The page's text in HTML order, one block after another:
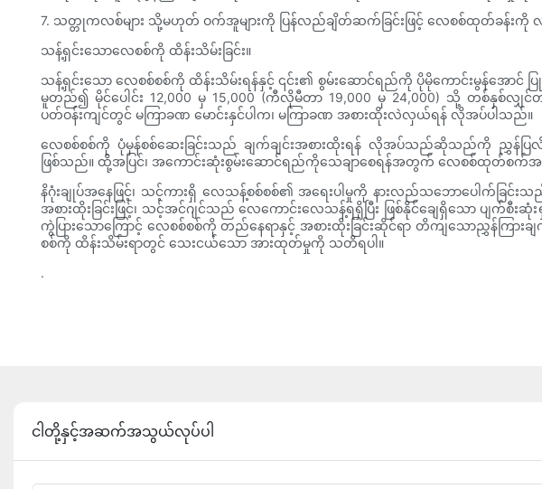
7. သတ္တုကလစ်များ သို့မဟုတ် ဝက်အူများကို ပြန်လည်ချိတ်ဆက်ခြင်းဖြင့် လေစစ်ထုတ်ခန်းကို လုံ
သန့်ရှင်းသောလေစစ်ကို ထိန်းသိမ်းခြင်း။
သန့်ရှင်းသော လေစစ်စစ်ကို ထိန်းသိမ်းရန်နှင့် ၎င်း၏ စွမ်းဆောင်ရည်ကို ပိုမိုကောင်းမွန်အောင် ပ
မူတည်၍ မိုင်ပေါင်း 12,000 မှ 15,000 (ကီလိုမီတာ 19,000 မှ 24,000) သို့ တစ်နှစ်
ပတ်ဝန်းကျင်တွင် မကြာခဏ မောင်းနှင်ပါက၊ မကြာခဏ အစားထိုးလဲလှယ်ရန် လိုအပ်ပါသည်။
လေစစ်စစ်ကို ပုံမှန်စစ်ဆေးခြင်းသည် ချက်ချင်းအစားထိုးရန် လိုအပ်သည်ဆိုသည်ကို ညွှန်
ဖြစ်သည်။ ထို့အပြင်၊ အကောင်းဆုံးစွမ်းဆောင်ရည်ကိုသေချာစေရန်အတွက် လေစစ်ထုတ်စက်အ
နိဂုံးချုပ်အနေဖြင့်၊ သင့်ကားရှိ လေသန့်စစ်စစ်၏ အရေးပါမှုကို နားလည်သဘောပေါက်ခြ
အစားထိုးခြင်းဖြင့်၊ သင့်အင်ဂျင်သည် လေကောင်းလေသန့်ရရှိပြီး ဖြစ်နိုင်ချေရှိသော ပျက်စီ
ကွဲပြားသောကြောင့် လေစစ်စစ်ကို တည်နေရာနှင့် အစားထိုးခြင်းဆိုင်ရာ တိကျသောညွှန်က
စစ်ကို ထိန်းသိမ်းရာတွင် သေးငယ်သော အားထုတ်မှုကို သတိရပါ။
.
ငါတို့နှင့်အဆက်အသွယ်လုပ်ပါ